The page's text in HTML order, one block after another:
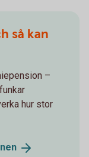
så kan
–
hur stor